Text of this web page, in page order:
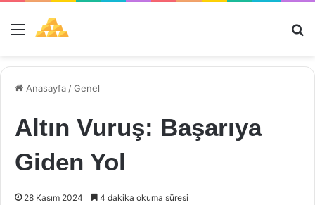
Menü
Anasayfa /Genel
Altın Vuruş: Başarıya
Giden Yol
28 Kasım 2024 4 dakika okuma süresi